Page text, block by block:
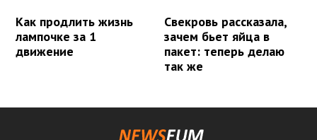
Как продлить жизнь
лампочке за 1
движение
Свекровь рассказала,
зачем бьет яйца в
пакет: теперь делаю
так же